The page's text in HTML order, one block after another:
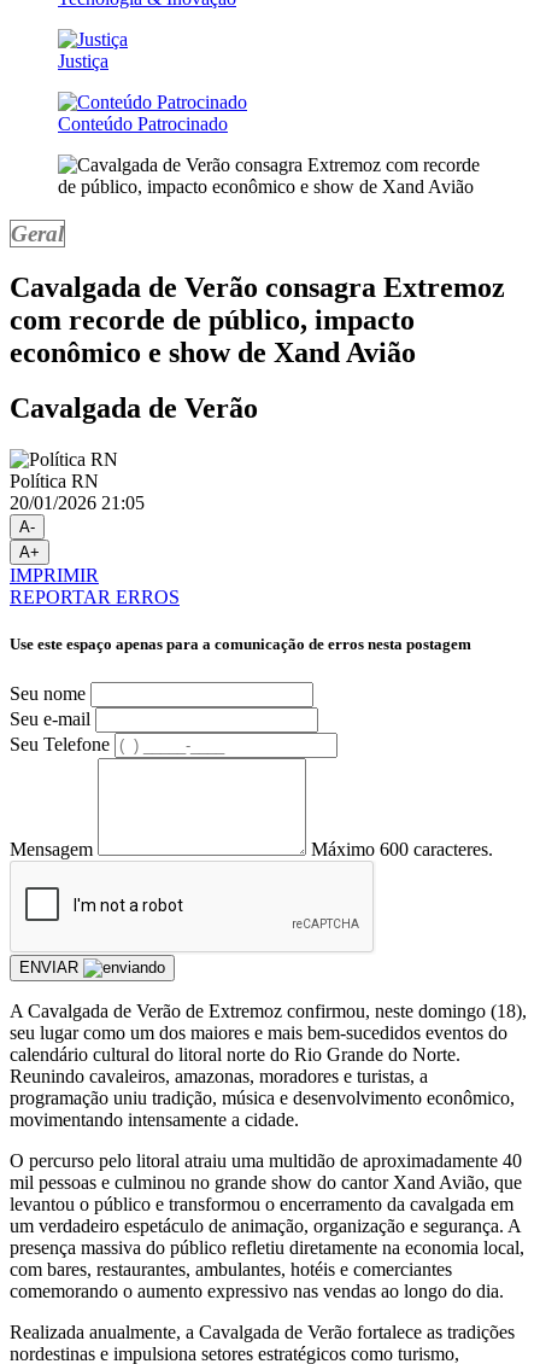
Justiça
Conteúdo Patrocinado
Geral
Cavalgada de Verão consagra Extremoz
com recorde de público, impacto
econômico e show de Xand Avião
Cavalgada de Verão
Política RN
20/01/2026 21:05
A-
A+
IMPRIMIR
REPORTAR ERROS
Use este espaço apenas para a comunicação de erros nesta postagem
Seu nome
Seu e-mail
Seu Telefone
Mensagem Máximo 600 caracteres.
ENVIAR
A Cavalgada de Verão de Extremoz confirmou, neste domingo (18),
seu lugar como um dos maiores e mais bem-sucedidos eventos do
calendário cultural do litoral norte do Rio Grande do Norte.
Reunindo cavaleiros, amazonas, moradores e turistas, a
programação uniu tradição, música e desenvolvimento econômico,
movimentando intensamente a cidade.
O percurso pelo litoral atraiu uma multidão de aproximadamente 40
mil pessoas e culminou no grande show do cantor Xand Avião, que
levantou o público e transformou o encerramento da cavalgada em
um verdadeiro espetáculo de animação, organização e segurança. A
presença massiva do público refletiu diretamente na economia local,
com bares, restaurantes, ambulantes, hotéis e comerciantes
comemorando o aumento expressivo nas vendas ao longo do dia.
Realizada anualmente, a Cavalgada de Verão fortalece as tradições
nordestinas e impulsiona setores estratégicos como turismo,